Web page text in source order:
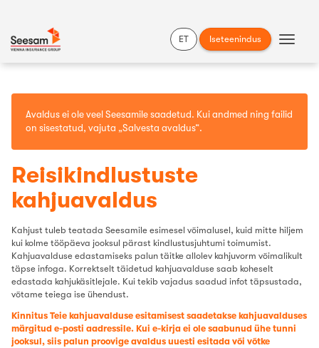
ET Iseteenindus
Näita
Avaldus ei ole veel Seesamile saadetud. Kui andmed ning failid
on sisestatud, vajuta „Salvesta avaldus“.
Reisikindlustuste
kahjuavaldus
Kahjust tuleb teatada Seesamile esimesel võimalusel, kuid mitte hiljem
kui kolme tööpäeva jooksul pärast kindlustusjuhtumi toimumist.
Kahjuavalduse edastamiseks palun täitke allolev kahjuvorm võimalikult
täpse infoga. Korrektselt täidetud kahjuavalduse saab koheselt
edastada kahjukäsitlejale. Kui tekib vajadus saadud infot täpsustada,
võtame teiega ise ühendust.
Kinnitus Teie kahjuavalduse esitamisest saadetakse kahjuavalduses
märgitud e-posti aadressile. Kui e-kirja ei ole saabunud ühe tunni
jooksul, siis palun proovige avaldus uuesti esitada või võtke